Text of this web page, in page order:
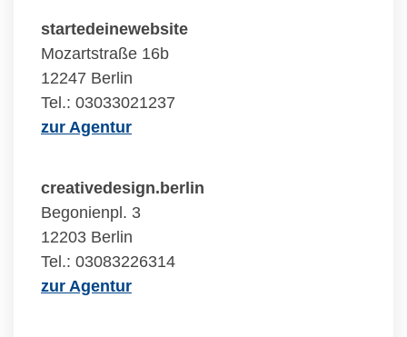
startedeinewebsite
Mozartstraße 16b
12247 Berlin
Tel.: 03033021237
zur Agentur
creativedesign.berlin
Begonienpl. 3
12203 Berlin
Tel.: 03083226314
zur Agentur